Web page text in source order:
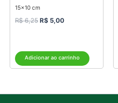
15×10 cm
R$6,25R$ 5,00
Adicionar ao carrinho